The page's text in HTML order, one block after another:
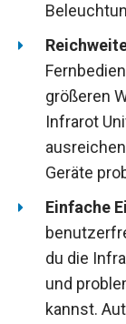
größeren
Infrarot
Geräte
Einfache
du die
und
kannst.